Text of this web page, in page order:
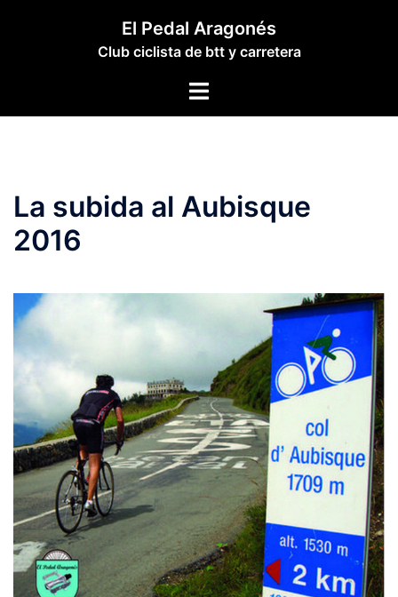
El Pedal Aragonés
Club ciclista de btt y carretera
Alternar
La subida al Aubisque
2016